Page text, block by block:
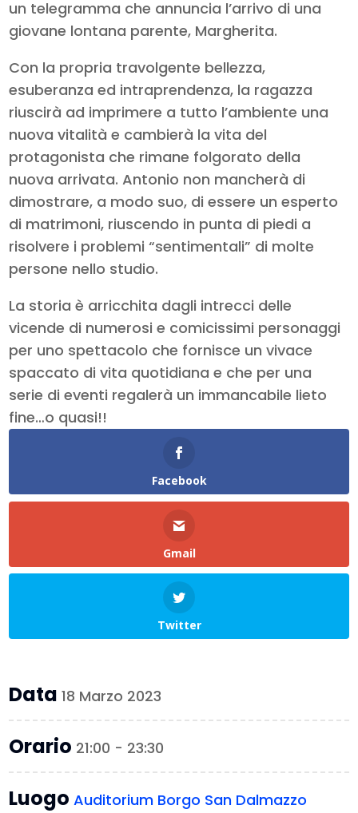
un telegramma che annuncia l’arrivo di una
giovane lontana parente, Margherita.
Con la propria travolgente bellezza,
esuberanza ed intraprendenza, la ragazza
riuscirà ad imprimere a tutto l’ambiente una
nuova vitalità e cambierà la vita del
protagonista che rimane folgorato della
nuova arrivata. Antonio non mancherà di
dimostrare, a modo suo, di essere un esperto
di matrimoni, riuscendo in punta di piedi a
risolvere i problemi “sentimentali” di molte
persone nello studio.
La storia è arricchita dagli intrecci delle
vicende di numerosi e comicissimi personaggi
per uno spettacolo che fornisce un vivace
spaccato di vita quotidiana e che per una
serie di eventi regalerà un immancabile lieto
fine…o quasi!!
Facebook
Gmail
Twitter
Data18 Marzo 2023
Orario 21:00 - 23:30
LuogoAuditorium Borgo San Dalmazzo